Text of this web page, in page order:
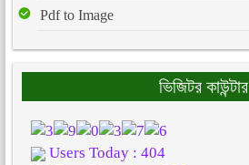
Pdf to Image
ভিজিটর কাউন্টার
Users Today : 404